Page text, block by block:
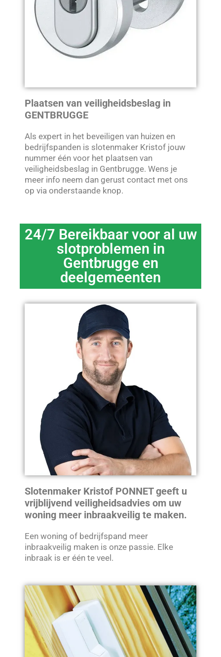
Plaatsen van veiligheidsbeslag in
GENTBRUGGE
Als expert in het beveiligen van huizen en
bedrijfspanden is slotenmaker Kristof jouw
nummer één voor het plaatsen van
veiligheidsbeslag in Gentbrugge. Wens je
meer info neem dan gerust contact met ons
op via onderstaande knop.
24/7 Bereikbaar voor al uw
slotproblemen in
Gentbrugge en
deelgemeenten
Slotenmaker Kristof PONNET geeft u
vrijblijvend veiligheidsadvies om uw
woning meer inbraakveilig te maken.
Een woning of bedrijfspand meer
inbraakveilig maken is onze passie. Elke
inbraak is er één te veel.